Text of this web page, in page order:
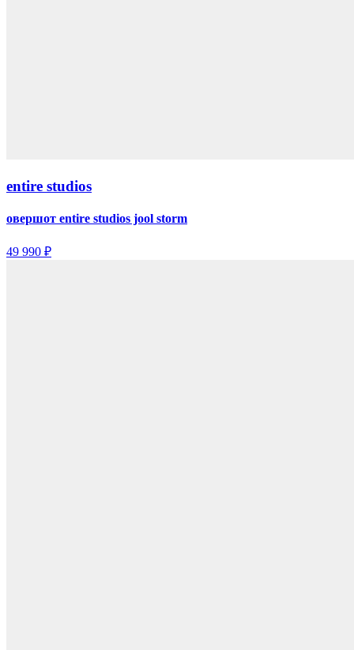
entire studios
овершот entire studios jool storm
49 990 ₽